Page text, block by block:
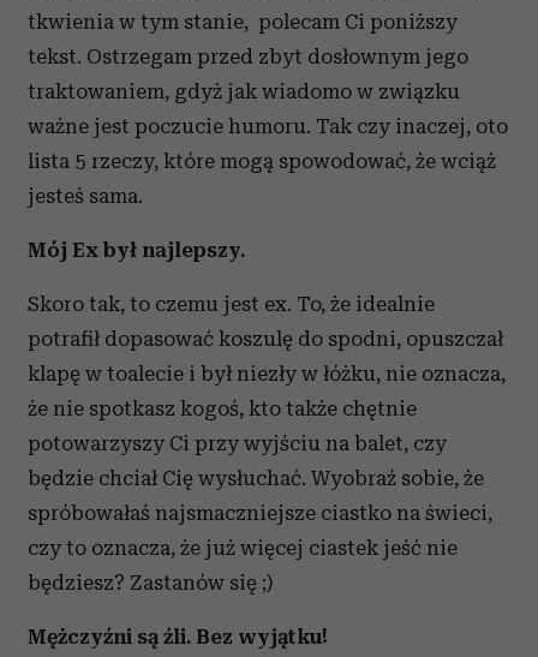
tkwienia w tym stanie, polecam Ci poniższy
tekst. Ostrzegam przed zbyt dosłownym jego
traktowaniem, gdyż jak wiadomo w związku
ważne jest poczucie humoru. Tak czy inaczej, oto
lista 5 rzeczy, które mogą spowodować, że wciąż
jesteś sama.
Mój Ex był najlepszy.
Skoro tak, to czemu jest ex. To, że idealnie
potrafił dopasować koszulę do spodni, opuszczał
klapę w toalecie i był niezły w łóżku, nie oznacza,
że nie spotkasz kogoś, kto także chętnie
potowarzyszy Ci przy wyjściu na balet, czy
będzie chciał Cię wysłuchać. Wyobraź sobie, że
spróbowałaś najsmaczniejsze ciastko na świeci,
czy to oznacza, że już więcej ciastek jeść nie
będziesz? Zastanów się ;)
Mężczyźni są źli. Bez wyjątku!